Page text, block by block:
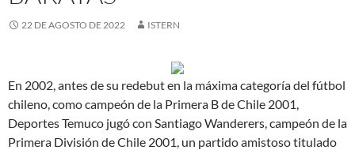
22 DE AGOSTO DE 2022 ISTERN
En 2002, antes de su redebut en la máxima categoría del fútbol
chileno, como campeón de la Primera B de Chile 2001,
Deportes Temuco jugó con Santiago Wanderers, campeón de la
Primera División de Chile 2001, un partido amistoso titulado